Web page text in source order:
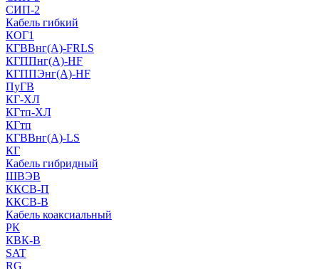
СИП-2
Кабель гибкий
КОГ1
КГВВнг(А)-FRLS
КГППнг(A)-HF
КГППЭнг(A)-HF
ПуГВ
КГ-ХЛ
КГтп-ХЛ
КГтп
КГВВнг(А)-LS
КГ
Кабель гибридный
ШВЭВ
ККСВ-П
ККСВ-В
Кабель коаксиальный
РК
КВК-В
SAT
RG